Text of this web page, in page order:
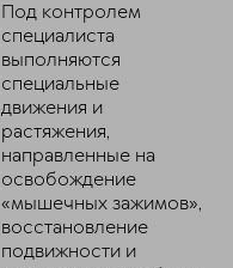
Под контролем
специалиста
выполняются
специальные
движения и
растяжения,
направленные на
освобождение
«мышечных зажимов»,
восстановление
подвижности и